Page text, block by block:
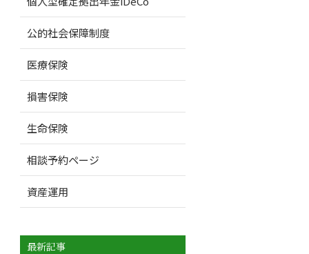
公的社会保障制度
医療保険
損害保険
生命保険
相談予約ページ
資産運用
最新記事